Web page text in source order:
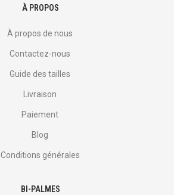
À PROPOS
À propos de nous
Contactez-nous
Guide des tailles
Livraison
Paiement
Blog
Conditions générales
BI-PALMES